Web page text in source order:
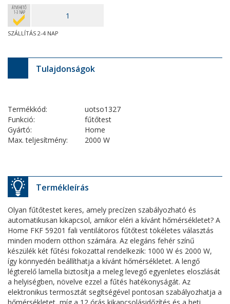
ÁTVEHETŐ
1-3 NAP
SZÁLLÍTÁS 2-4 NAP
Tulajdonságok
Termékkód:
uotso1327
Funkció:
fűtőtest
Gyártó:
Home
Max. teljesítmény:
2000 W
Termékleírás
Olyan fűtőtestet keres, amely precízen szabályozható és
automatikusan kikapcsol, amikor eléri a kívánt hőmérsékletet? A
Home FKF 59201 fali ventilátoros fűtőtest tökéletes választás
minden modern otthon számára. Az elegáns fehér színű
készülék két fűtési fokozattal rendelkezik: 1000 W és 2000 W,
így könnyedén beállíthatja a kívánt hőmérsékletet. A lengő
légterelő lamella biztosítja a meleg levegő egyenletes eloszlását
a helyiségben, növelve ezzel a fűtés hatékonyságát. Az
elektronikus termosztát segítségével pontosan szabályozhatja a